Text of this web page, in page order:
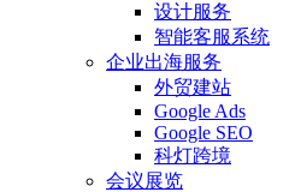
设计服务
智能客服系统
企业出海服务
外贸建站
Google Ads
Google SEO
科灯跨境
会议展览